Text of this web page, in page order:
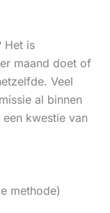
Het is
maand doet of
Veel
al binnen
kwestie van
methode)